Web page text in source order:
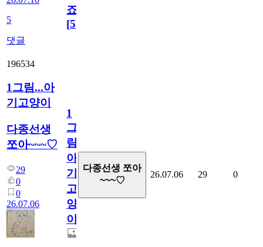
5
댓글
죠.?
[5]
196534
1그림...아
기고양이
다종선생
쪼아~~~♡
29
0
0
26.07.06
1
그
림...
아
기
고
양
이
다종선생 쪼아
~~~♡
26.07.06 29 0